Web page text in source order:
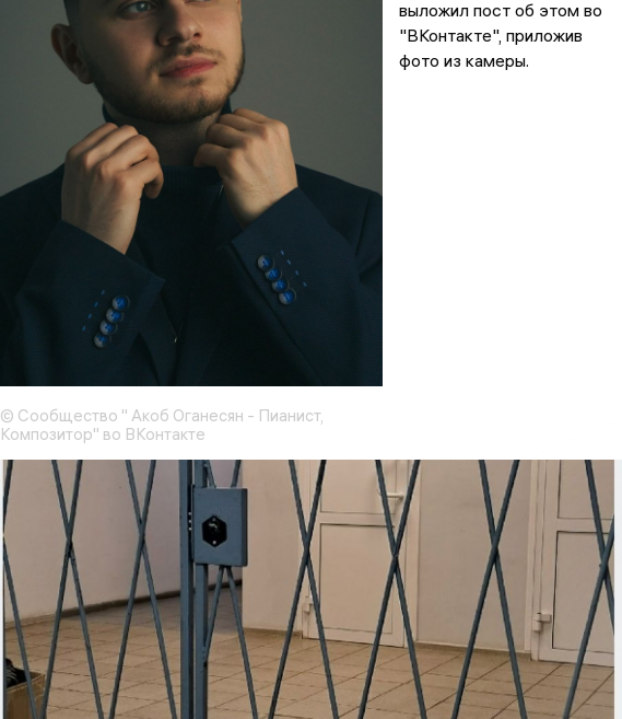
© Сообщество " Акоб Оганесян - Пианист,
Композитор" во ВКонтакте
выложил пост об этом во
"ВКонтакте", приложив
фото из камеры.